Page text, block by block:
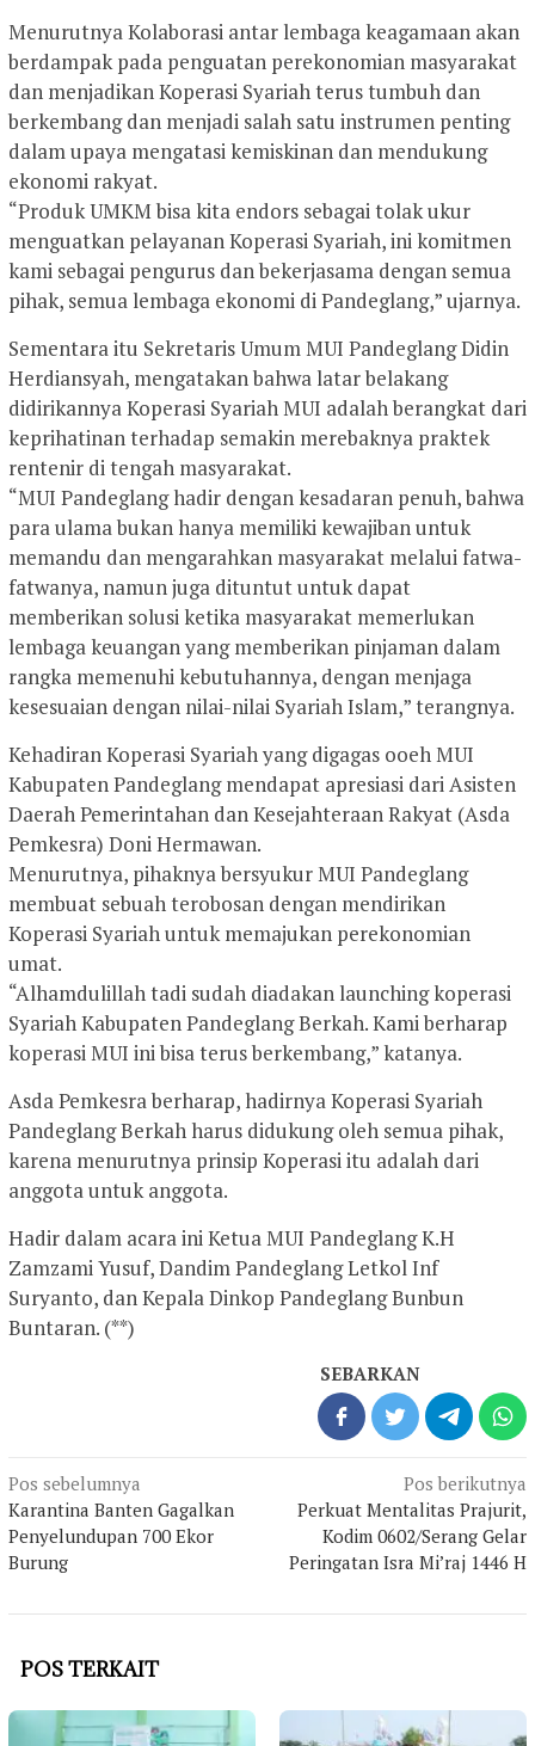
Menurutnya Kolaborasi antar lembaga keagamaan akan
berdampak pada penguatan perekonomian masyarakat
dan menjadikan Koperasi Syariah terus tumbuh dan
berkembang dan menjadi salah satu instrumen penting
dalam upaya mengatasi kemiskinan dan mendukung
ekonomi rakyat.
“Produk UMKM bisa kita endors sebagai tolak ukur
menguatkan pelayanan Koperasi Syariah, ini komitmen
kami sebagai pengurus dan bekerjasama dengan semua
pihak, semua lembaga ekonomi di Pandeglang,” ujarnya.
Sementara itu Sekretaris Umum MUI Pandeglang Didin
Herdiansyah, mengatakan bahwa latar belakang
didirikannya Koperasi Syariah MUI adalah berangkat dari
keprihatinan terhadap semakin merebaknya praktek
rentenir di tengah masyarakat.
“MUI Pandeglang hadir dengan kesadaran penuh, bahwa
para ulama bukan hanya memiliki kewajiban untuk
memandu dan mengarahkan masyarakat melalui fatwa-
fatwanya, namun juga dituntut untuk dapat
memberikan solusi ketika masyarakat memerlukan
lembaga keuangan yang memberikan pinjaman dalam
rangka memenuhi kebutuhannya, dengan menjaga
kesesuaian dengan nilai-nilai Syariah Islam,” terangnya.
Kehadiran Koperasi Syariah yang digagas ooeh MUI
Kabupaten Pandeglang mendapat apresiasi dari Asisten
Daerah Pemerintahan dan Kesejahteraan Rakyat (Asda
Pemkesra) Doni Hermawan.
Menurutnya, pihaknya bersyukur MUI Pandeglang
membuat sebuah terobosan dengan mendirikan
Koperasi Syariah untuk memajukan perekonomian
umat.
“Alhamdulillah tadi sudah diadakan launching koperasi
Syariah Kabupaten Pandeglang Berkah. Kami berharap
koperasi MUI ini bisa terus berkembang,” katanya.
Asda Pemkesra berharap, hadirnya Koperasi Syariah
Pandeglang Berkah harus didukung oleh semua pihak,
karena menurutnya prinsip Koperasi itu adalah dari
anggota untuk anggota.
Hadir dalam acara ini Ketua MUI Pandeglang K.H
Zamzami Yusuf, Dandim Pandeglang Letkol Inf
Suryanto, dan Kepala Dinkop Pandeglang Bunbun
Buntaran. (**)
SEBARKAN
Navigasi
pos
Pos sebelumnya
Karantina Banten Gagalkan
Penyelundupan 700 Ekor
Burung
Pos berikutnya
Perkuat Mentalitas Prajurit,
Kodim 0602/Serang Gelar
Peringatan Isra Mi’raj 1446 H
POS TERKAIT